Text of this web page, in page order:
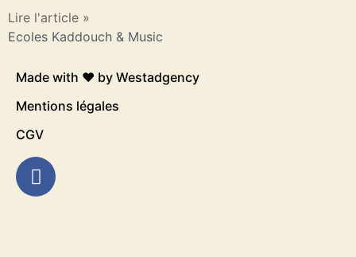
Lire l'article »
Ecoles Kaddouch & Music
Made with ❤️ by Westadgency
Mentions légales
CGV